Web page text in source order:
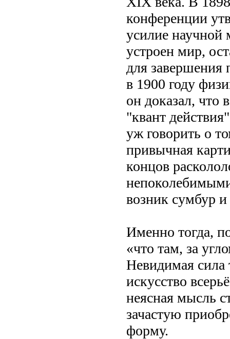
конференции
усилие научной
устроен мир,
для
в 1900 году
он доказал, что
"квант
уж говорить о
привычная
концов
возник сумбур и
Именно тогда,
«что там, за
Невидимая сила
искусство
неясная мысль
зачастую
форму.